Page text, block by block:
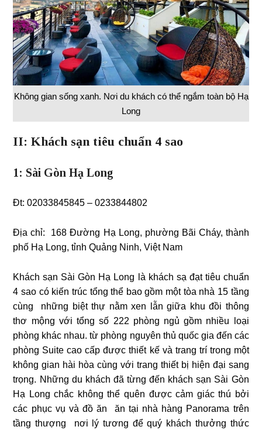
Không gian sống xanh. Nơi du khách có thể ngắm toàn bộ Hạ
Long
II: Khách sạn tiêu chuẩn 4 sao
1: Sài Gòn Hạ Long
Đt: 02033845845 – 0233844802
Địa chỉ: 168 Đường Hạ Long, phường Bãi Cháy, thành
phố Hạ Long, tỉnh Quảng Ninh, Việt Nam
Khách sạn Sài Gòn Hạ Long là khách sạ đạt tiêu chuẩn
4 sao có kiến trúc tổng thể bao gồm một tòa nhà 15 tầng
cùng những biệt thự nằm xen lẫn giữa khu đồi thông
thơ mộng với tổng số 222 phòng ngủ gồm nhiều loại
phòng khác nhau. từ phòng nguyên thủ quốc gia đến các
phòng Suite cao cấp được thiết kế và trang trí trong một
không gian hài hòa cùng với trang thiết bị hiện đại sang
trọng. Những du khách đã từng đến khách sạn Sài Gòn
Hạ Long chắc không thể quên được cảm giác thú bởi
các phục vụ và đồ ăn ăn tại nhà hàng Panorama trên
tầng thượng nơi lý tương để quý khách thưởng thức